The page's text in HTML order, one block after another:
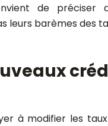
de préciser
leurs barèmes des
à modifier les